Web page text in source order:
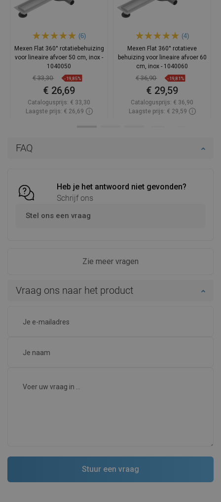
FAQ
Heb je het antwoord niet gevonden?
Schrijf ons
Stel ons een vraag
Zie meer vragen
Vraag ons naar het product
(6)
Mexen Flat 360° rotatiebehuizing
voor lineaire afvoer 50 cm, inox -
1040050
€ 33,30 -19,85%
€ 26,69
Catalogusprijs: € 33,30
Laagste prijs: € 26,69
(4)
Mexen Flat 360° rotatieve
behuizing voor lineaire afvoer 60
cm, inox - 1040060
€ 36,90 -19,81%
€ 29,59
Catalogusprijs: € 36,90
Laagste prijs: € 29,59